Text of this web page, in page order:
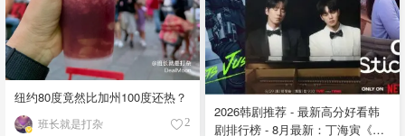
纽约80度竟然比加州100度还热？
班长就是打杂 2
2026韩剧推荐 - 最新高分好看韩
剧排行榜 - 8月最新：丁海寅《我